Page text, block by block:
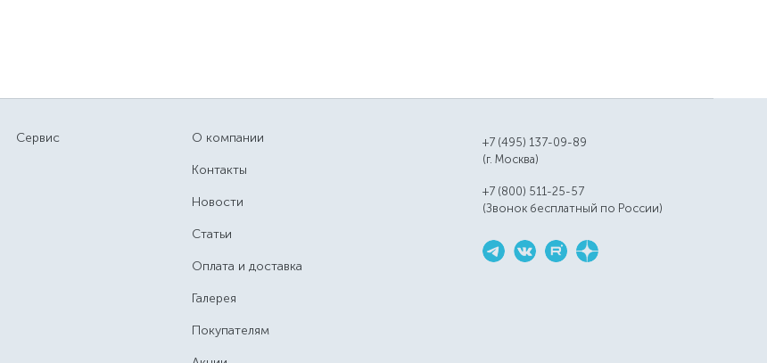
Сервис О компании
Контакты
Новости
Статьи
Оплата и доставка
Галерея
Покупателям
+7 (495) 137-09-89
(г. Москва)
+7 (800) 511-25-57
(Звонок бесплатный по России)